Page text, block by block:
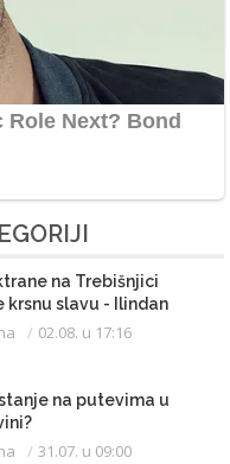
na Trebišnjici
krsnu slavu - Ilindan
02.08. u 17:16
na putevima u
31.07. u 09:00